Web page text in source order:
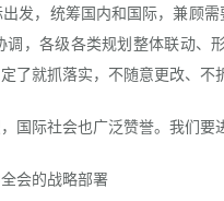
发，统筹国内和国际，兼顾
，各级各类规划整体联动
了就抓落实，不随意更改、不
际社会也广泛赞誉。我们要
会的战略部署